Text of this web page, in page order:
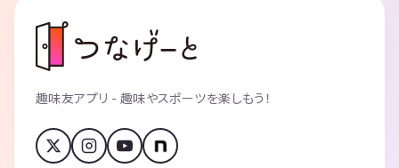
趣味友アプリ - 趣味やスポーツを楽しもう！